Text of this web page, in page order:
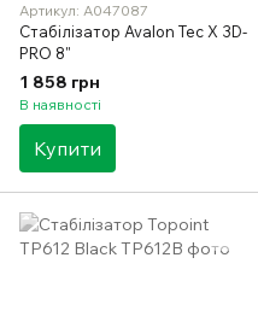
Артикул: A047087
Стабілізатор Avalon Tec X 3D-
PRO 8"
1 858 грн
В наявності
Купити